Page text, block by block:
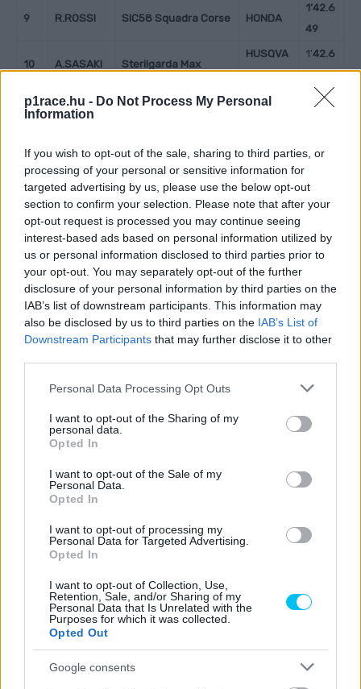
p1race.hu - Do Not Process My Personal
Information
If you wish to opt-out of the sale, sharing to third parties, or
processing of your personal or sensitive information for
targeted advertising by us, please use the below opt-out
section to confirm your selection. Please note that after your
opt-out request is processed you may continue seeing
interest-based ads based on personal information utilized by
us or personal information disclosed to third parties prior to
your opt-out. You may separately opt-out of the further
disclosure of your personal information by third parties on the
IAB’s list of downstream participants. This information may
also be disclosed by us to third parties on the IAB’s List of
Downstream Participants that may further disclose it to other
Please note that this website/app uses one or more Google
not limited to your visit or usage behaviour. You may click to
grant or deny consent to Google and its third-party tags to
use your data for below specified purposes in below Google
consent section.
Personal Data Processing Opt Outs
I want to opt-out of the Sharing of my
personal data.
Opted In
I want to opt-out of the Sale of my
Personal Data.
Opted In
I want to opt-out of processing my
Personal Data for Targeted Advertising.
Opted In
I want to opt-out of Collection, Use,
Retention, Sale, and/or Sharing of my
Personal Data that Is Unrelated with the
Purposes for which it was collected.
Opted Out
Google consents
9 R.ROSSI SIC58 Squadra Corse HONDA
1’42.6
49
10 A.SASAKI Sterilgarda Max
HUSQVA
RNA
1′42.6
78
11
D.HOLGAD
O
Red Bull KTM Ajo KTM
142,73
12 D.ÖNCÜ Red Bull KTM Tech3 KTM
13
D.MOREIR
A
MT Helmets – MSI KTM
142,8
00
CFMOTO PruestelGP
142,8
94
15 S.GARCIA GASGAS Aspar GASGAS
143,0
21
16 K.TOBA CIP Green Power KTM
143,10
J.MCPHEE Sterilgarda Max
1
M.BERTEL
LE
143,12
J.RUEDA
Team
08
CIP Green Power
32
S.NEPA Angeluss MTA Team KTM
143,41
S.OGDEN
143,6
28